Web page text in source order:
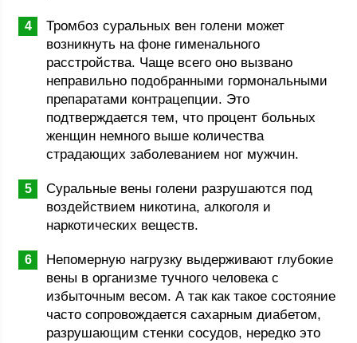
Тромбоз суральных вен голени может
возникнуть на фоне гименального
расстройства. Чаще всего оно вызвано
неправильно подобранными гормональными
препаратами контрацепции. Это
подтверждается тем, что процент больных
женщин немного выше количества
страдающих заболеванием ног мужчин.
Суральные вены голени разрушаются под
воздействием никотина, алкоголя и
наркотических веществ.
Непомерную нагрузку выдерживают глубокие
вены в организме тучного человека с
избыточным весом. А так как такое состояние
часто сопровождается сахарным диабетом,
разрушающим стенки сосудов, нередко это